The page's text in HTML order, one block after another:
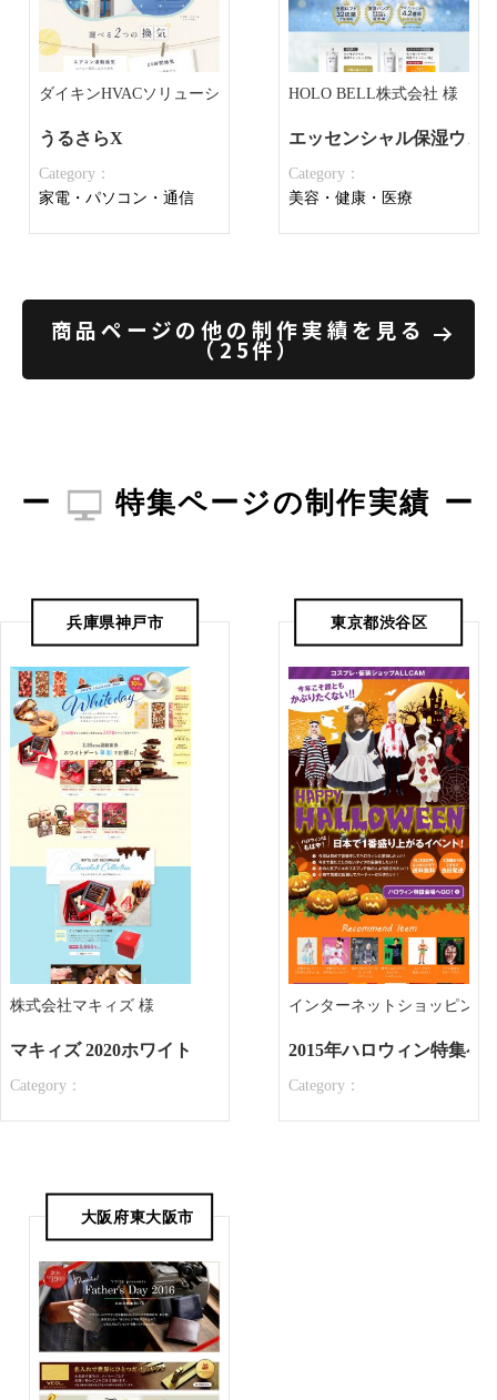
ダイキンHVACソリューション東京株式会社 様
うるさらX
Category：
家電・パソコン・通信
HOLO BELL株式会社 様
エッセンシャル保湿ウォ
Category：
美容・健康・医療
商品ページの他の制作実績を見る
（25件）
特集ページの制作実績
兵庫県神戸市
株式会社マキィズ 様
マキィズ 2020ホワイトデー特集
Category：
東京都渋谷区
インターネットショッピン
2015年ハロウィン特集ペ
Category：
大阪府東大阪市